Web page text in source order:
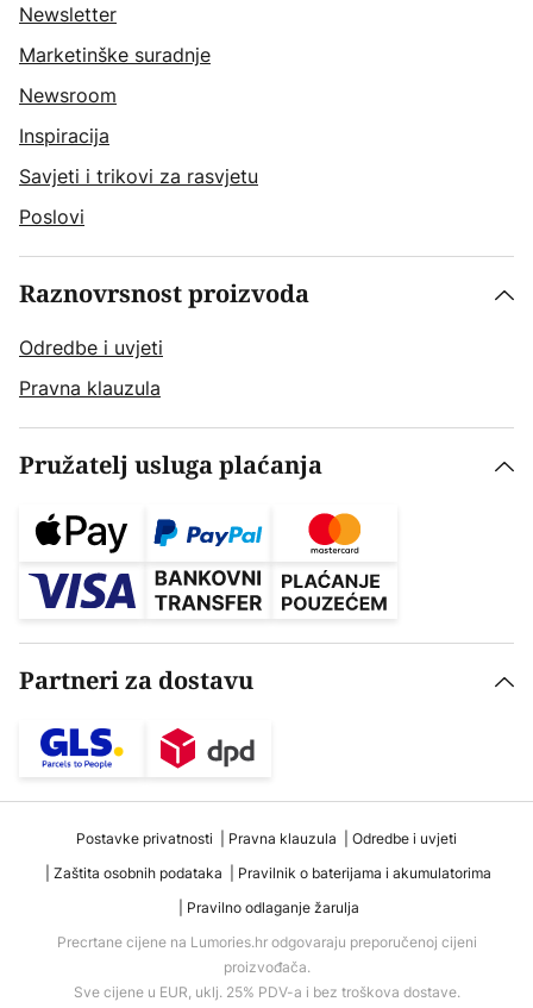
Newsletter
Marketinške suradnje
Newsroom
Inspiracija
Savjeti i trikovi za rasvjetu
Poslovi
Raznovrsnost proizvoda
Odredbe i uvjeti
Pravna klauzula
Pružatelj usluga plaćanja
Partneri za dostavu
Postavke privatnosti Pravna klauzula
Odredbe i uvjeti
Zaštita osobnih podataka
Pravilnik o baterijama i akumulatorima
Pravilno odlaganje žarulja
Precrtane cijene na Lumories.hr odgovaraju preporučenoj cijeni
proizvođača.
Sve cijene u EUR, uklj. 25% PDV-a i bez troškova dostave.